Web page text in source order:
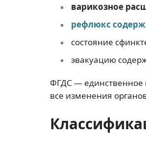
варикозное
рефлюкс
состояние
эвакуацию
ФГДС — единственное
все изменения